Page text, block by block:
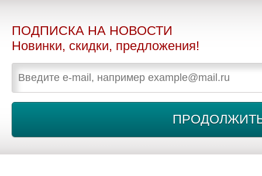
ПОДПИСКА НА НОВОСТИ
Новинки, скидки, предложения!